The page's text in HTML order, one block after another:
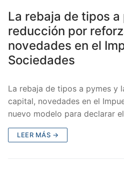
La rebaja de tipos a
reducción por
novedades en el
Sociedades
La rebaja de tipos a pymes y
capital, novedades en el
nuevo modelo para declarar
LEER MÁS →